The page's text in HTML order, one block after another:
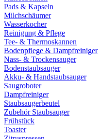
Pads & Kapseln
Milchschäumer
Wasserkocher
Reinigung & Pflege
Tee- & Thermoskannen
Bodenpflege & Dampfreiniger
Nass- & Trockensauger
Bodenstaubsauger
Akku- & Handstaubsauger
Saugroboter
Dampfreiniger
Staubsaugerbeutel
Zubehör Staubsauger
Frühstück
Toaster